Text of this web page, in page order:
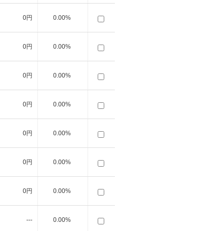
0円 0.00%
0円 0.00%
0円 0.00%
0円 0.00%
0円 0.00%
0円 0.00%
0円 0.00%
--- 0.00%